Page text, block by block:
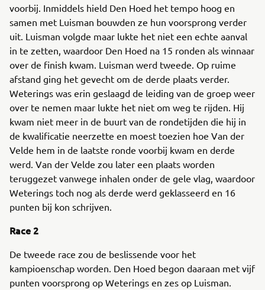
voorbij. Inmiddels hield Den Hoed het tempo hoog en
samen met Luisman bouwden ze hun voorsprong verder
uit. Luisman volgde maar lukte het niet een echte aanval
in te zetten, waardoor Den Hoed na 15 ronden als winnaar
over de finish kwam. Luisman werd tweede. Op ruime
afstand ging het gevecht om de derde plaats verder.
Weterings was erin geslaagd de leiding van de groep weer
over te nemen maar lukte het niet om weg te rijden. Hij
kwam niet meer in de buurt van de rondetijden die hij in
de kwalificatie neerzette en moest toezien hoe Van der
Velde hem in de laatste ronde voorbij kwam en derde
werd. Van der Velde zou later een plaats worden
teruggezet vanwege inhalen onder de gele vlag, waardoor
Weterings toch nog als derde werd geklasseerd en 16
punten bij kon schrijven.
Race 2
De tweede race zou de beslissende voor het
kampioenschap worden. Den Hoed begon daaraan met vijf
punten voorsprong op Weterings en zes op Luisman.